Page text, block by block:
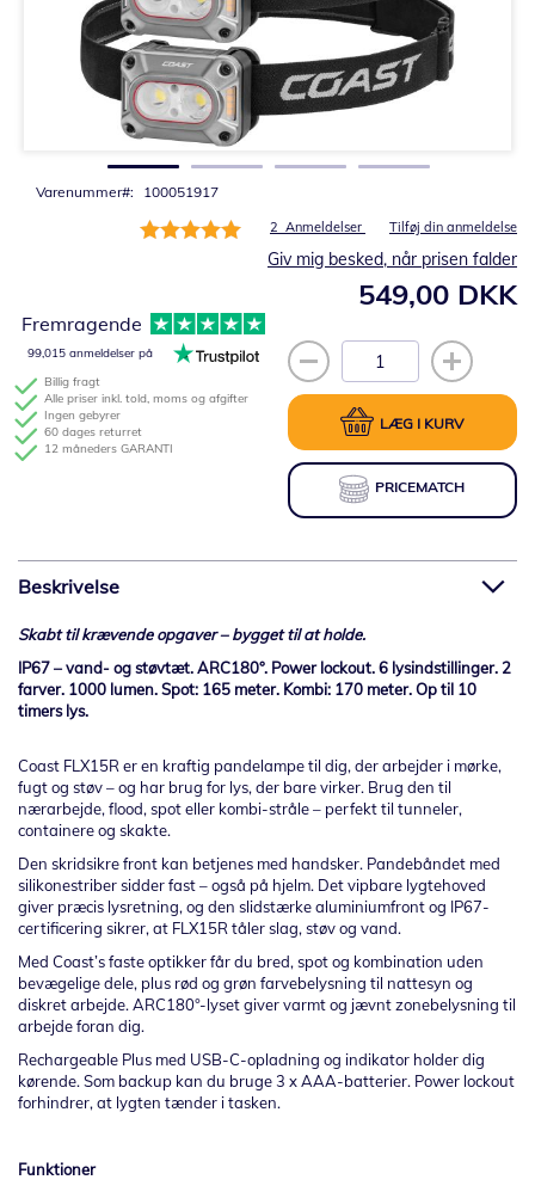
Varenummer 100051917
Bedømmelse:
2 Anmeldelser Tilføj din anmeldelse
549,00 DKK
Giv mig besked, når prisen falder
LÆG I KURV
PRICEMATCH
Billig fragt
Alle priser inkl. told, moms og afgifter
Ingen gebyrer
60 dages returret
12 måneders GARANTI
Fremragende
99,015 anmeldelser på
billedgalleriet
Beskrivelse
Skabt til krævende opgaver – bygget til at holde.
IP67 – vand- og støvtæt. ARC180°. Power lockout. 6 lysindstillinger. 2
farver. 1000 lumen. Spot: 165 meter. Kombi: 170 meter. Op til 10
timers lys.
Coast FLX15R er en kraftig pandelampe til dig, der arbejder i mørke,
fugt og støv – og har brug for lys, der bare virker. Brug den til
nærarbejde, flood, spot eller kombi-stråle – perfekt til tunneler,
containere og skakte.
Den skridsikre front kan betjenes med handsker. Pandebåndet med
silikonestriber sidder fast – også på hjelm. Det vipbare lygtehoved
giver præcis lysretning, og den slidstærke aluminiumfront og IP67-
certificering sikrer, at FLX15R tåler slag, støv og vand.
Med Coast’s faste optikker får du bred, spot og kombination uden
bevægelige dele, plus rød og grøn farvebelysning til nattesyn og
diskret arbejde. ARC180°-lyset giver varmt og jævnt zonebelysning til
arbejde foran dig.
Rechargeable Plus med USB-C-opladning og indikator holder dig
kørende. Som backup kan du bruge 3 x AAA-batterier. Power lockout
forhindrer, at lygten tænder i tasken.
Funktioner